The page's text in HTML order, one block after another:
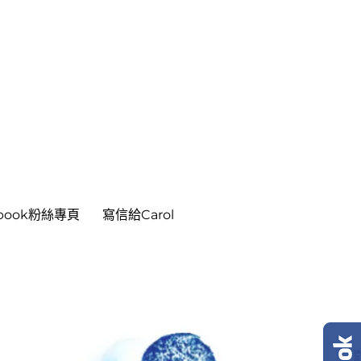
粉絲專頁 寫信給Carol